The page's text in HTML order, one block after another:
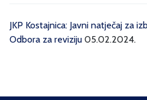
JKP Kostajnica: Javni natječaj za
Odbora za reviziju 05.02.2024.